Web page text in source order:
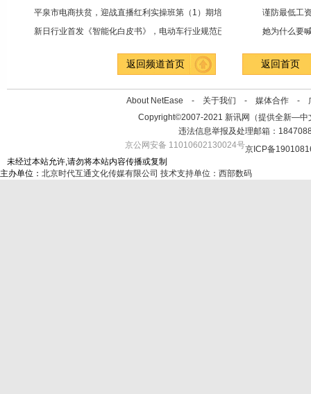
平泉市电商扶贫，迎战直播红利实操班第（1）期培
新日行业首发《智能化白皮书》，电动车行业规范已
谨防最低工
她为什么要
返回频道首页 返回首页
About NetEase - 关于我们 - 媒体合作 -
Copyright©2007-2021 新讯网（提供全新—中
违法信息举报及处理邮箱：
京公网安备 11010602130024号京ICP备
未经过本站允许,请勿将本站内容传播或复制
主办单位： 北京时代互通文化传媒有限公司 技术支持单位：西部数码